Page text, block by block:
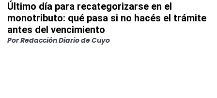
Último día para recategorizarse en el
monotributo: qué pasa si no hacés el trámite
antes del vencimiento
PorRedacción Diario de Cuyo